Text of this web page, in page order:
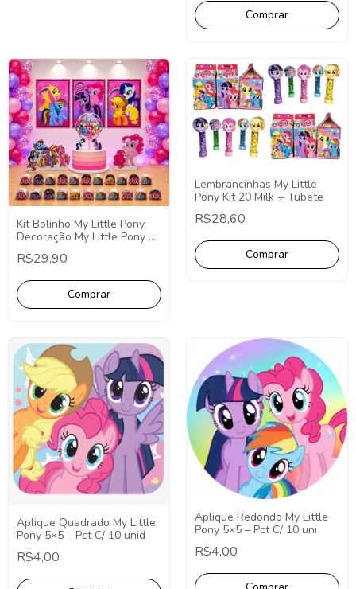
Kit Bolinho My Little Pony
Decoração My Little Pony 26
Itens (P)
R$29,90
Lembrancinhas My Little
Pony Kit 20 Milk + Tubete
R$28,60
Aplique Quadrado My Little
Pony 5×5 – Pct C/ 10 unid
R$4,00
Aplique Redondo My Little
Pony 5×5 – Pct C/ 10 uni
R$4,00